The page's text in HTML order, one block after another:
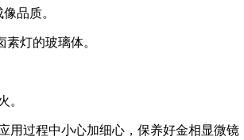
品质。
灯的玻璃体。
。
程中小心加细心，保养好金相显微镜